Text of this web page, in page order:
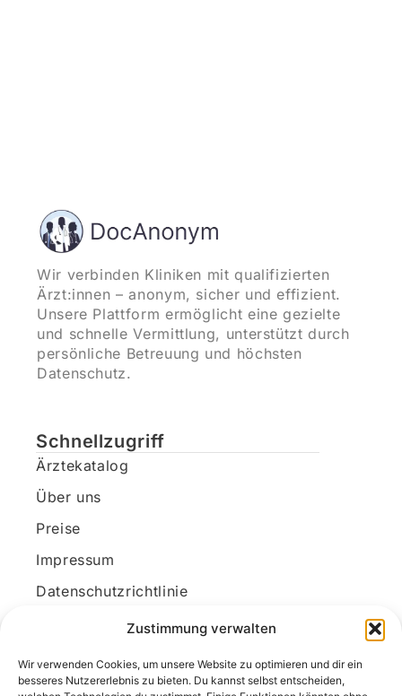
Zustimmung verwalten
Wir verwenden Cookies, um unsere Website zu optimieren und dir ein
besseres Nutzererlebnis zu bieten. Du kannst selbst entscheiden,
Wir verbinden Kliniken mit qualifizierten
Ärzt:innen – anonym, sicher und effizient.
Unsere Plattform ermöglicht eine gezielte
und schnelle Vermittlung, unterstützt durch
persönliche Betreuung und höchsten
Datenschutz.
Schnellzugriff
Ärztekatalog
Über uns
Preise
Impressum
Datenschutzrichtlinie
Kundenkonto
Unsere Kontaktdaten